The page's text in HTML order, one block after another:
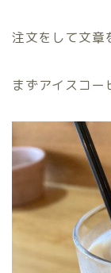
注文をして文章
まずアイスコー